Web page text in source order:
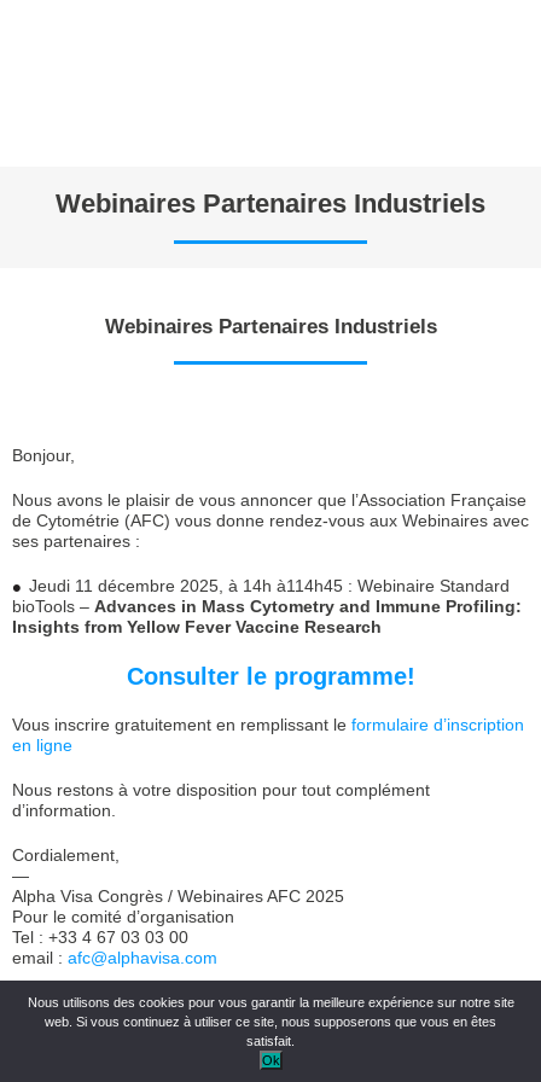
Webinaires Partenaires Industriels
Webinaires Partenaires Industriels
Bonjour,
Nous avons le plaisir de vous annoncer que l’Association Française
de Cytométrie (AFC) vous donne rendez-vous aux Webinaires avec
ses partenaires :
Jeudi 11 décembre 2025, à 14h à114h45 : Webinaire Standard
bioTools – Advances in Mass Cytometry and Immune Profiling:
Insights from Yellow Fever Vaccine Research
Consulter le programme!
Vous inscrire gratuitement en remplissant le formulaire d’inscription
en ligne
Nous restons à votre disposition pour tout complément
d’information.
Cordialement,
—
Alpha Visa Congrès / Webinaires AFC 2025
Pour le comité d’organisation
Tel : +33 4 67 03 03 00
email : afc@alphavisa.com
© AFC 2021 Association française de
Nous utilisons des cookies pour vous garantir la meilleure expérience sur notre site
web. Si vous continuez à utiliser ce site, nous supposerons que vous en êtes
satisfait.
Ok